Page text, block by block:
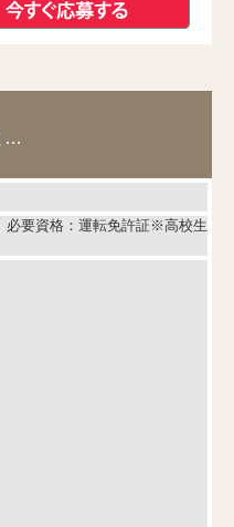
【未経験からの入社80%】昼職のサラリーマンでは20年目の部長クラスでやっと辿りつける...
必要資格：運転免許証※高校生